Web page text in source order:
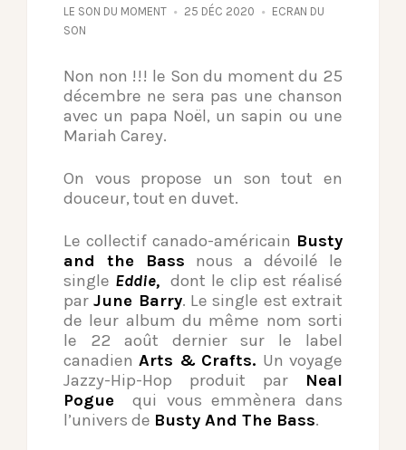
LE SON DU MOMENT 25 DÉC 2020
ECRAN DU
SON
Non non !!! le Son du moment du 25
décembre ne sera pas une chanson
avec un papa Noël, un sapin ou une
Mariah Carey.
On vous propose un son tout en
douceur, tout en duvet.
Le collectif canado-américain Busty
and the Bass nous a dévoilé le
single Eddie, dont le clip est réalisé
parJune Barry. Le single est extrait
de leur album du même nom sorti
le 22 août dernier sur le label
canadien Arts & Crafts. Un voyage
Jazzy-Hip-Hop produit par Neal
Pogue qui vous emmènera dans
l’univers de Busty And The Bass.